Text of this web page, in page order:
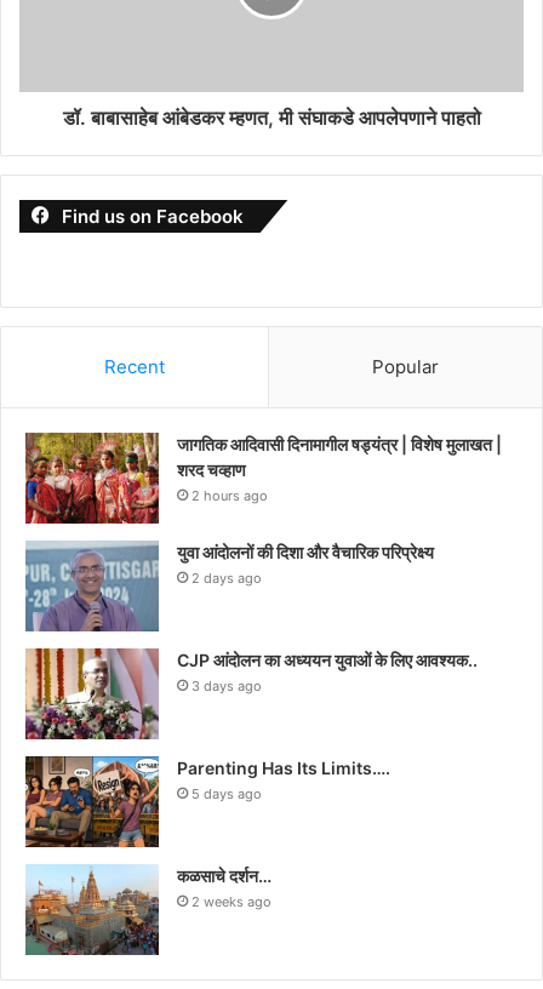
डॉ. बाबासाहेब आंबेडकर म्हणत, मी संघाकडे आपलेपणाने पाहतो
Find us on Facebook
Recent Popular
जागतिक आदिवासी दिनामागील षड्यंत्र | विशेष मुलाखत |
शरद चव्हाण
2 hours ago
युवा आंदोलनों की दिशा और वैचारिक परिप्रेक्ष्य
2 days ago
CJP आंदोलन का अध्ययन युवाओं के लिए आवश्यक..
3 days ago
Parenting Has Its Limits….
5 days ago
कळसाचे दर्शन…
2 weeks ago